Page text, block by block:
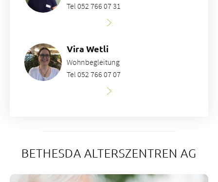
Tel 052 766 07 31
Vira Wetli
Wohnbegleitung
Tel 052 766 07 07
BETHESDA ALTERSZENTREN AG